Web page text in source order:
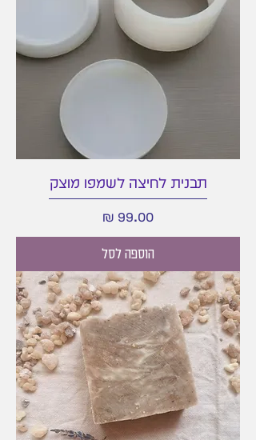
תבנית לחיצה לשמפו מוצק
מחיר
הוספה לסל